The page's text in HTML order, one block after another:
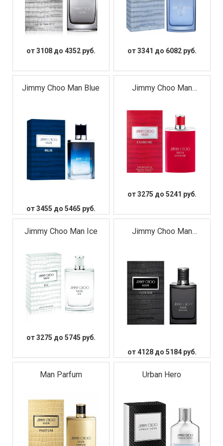
характер. Выбирая мужскую парфюмерию Jimmy Choo,
вы выбираете качество, стиль и неповторимый образ.
Приобретайте ароматы Jimmy Choo — и вы всегда
будете чувствовать себя на вершине мира!
от 3108 до 4352 руб. от 3341 до 6082 руб.
Jimmy Choo Man Blue
от 3455 до 5465 руб.
Jimmy Choo Man
от 3275 до 5241 руб.
Jimmy Choo Man Ice
от 3275 до 5745 руб.
Jimmy Choo Man
от 4128 до 5184 руб.
Man Parfum Urban Hero